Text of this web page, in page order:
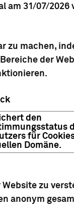
am 31/07/2026
zu machen,
der
den
für
Domäne.
zu
anonym